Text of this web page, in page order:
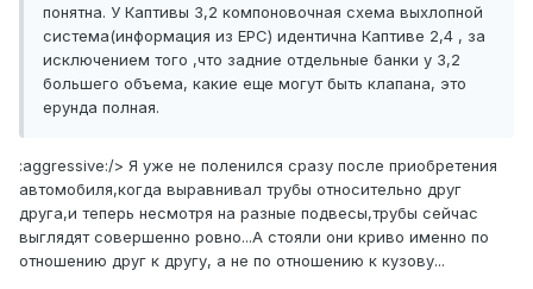
понятна. У Каптивы 3,2 компоновочная схема выхлопной
система(информация из EPC) идентична Каптиве 2,4 , за
исключением того ,что задние отдельные банки у 3,2
большего объема, какие еще могут быть клапана, это
ерунда полная.
:aggressive:/> Я уже не поленился сразу после приобретения
автомобиля,когда выравнивал трубы относительно друг
друга,и теперь несмотря на разные подвесы,трубы сейчас
выглядят совершенно ровно...А стояли они криво именно по
отношению друг к другу, а не по отношению к кузову...